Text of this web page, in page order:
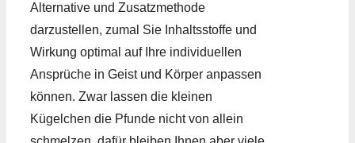
Alternative und Zusatzmethode
darzustellen, zumal Sie Inhaltsstoffe und
Wirkung optimal auf Ihre individuellen
Ansprüche in Geist und Körper anpassen
können. Zwar lassen die kleinen
Kügelchen die Pfunde nicht von allein